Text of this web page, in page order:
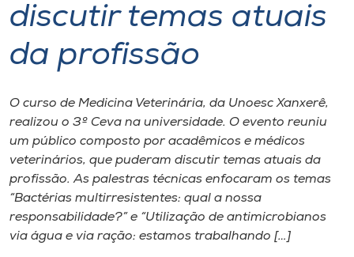
Atendimento ao Estudante
Portal de Ensino
A
Internacionalização
I.nova
discutir temas atuais
da profissão
O curso de Medicina Veterinária, da Unoesc Xanxerê,
realizou o 3º Ceva na universidade. O evento reuniu
um público composto por acadêmicos e médicos
veterinários, que puderam discutir temas atuais da
profissão. As palestras técnicas enfocaram os temas
“Bactérias multirresistentes: qual a nossa
responsabilidade?” e “Utilização de antimicrobianos
via água e via ração: estamos trabalhando […]